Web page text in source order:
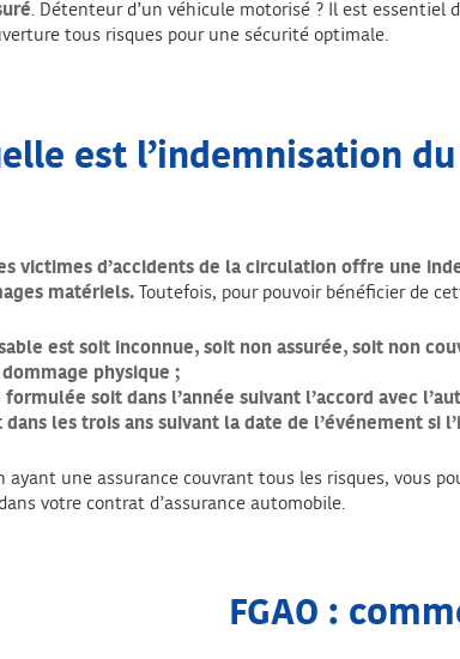
. Détenteur d’un véhicule motorisé ? Il est essentiel
tous risques pour une sécurité optimale.
est l’indemnisation
victimes d’accidents de la circulation offre une
matériels. Toutefois, pour pouvoir bénéficier de
est soit inconnue, soit non assurée, soit non
physique ;
soit dans l’année suivant l’accord avec
dans les trois ans suivant la date de l’événement si
ayant une assurance couvrant tous les risques,
votre contrat d’assurance automobile.
FGAO :